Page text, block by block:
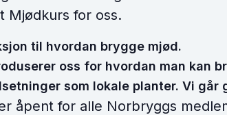
Mjødkurs for oss.
til hvordan brygge mjød.
oss for hvordan man kan
som lokale planter. Vi går
åpent for alle Norbryggs